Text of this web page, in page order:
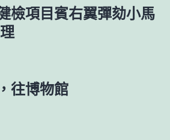
檢項目賓右翼彈劾小馬
往博物館